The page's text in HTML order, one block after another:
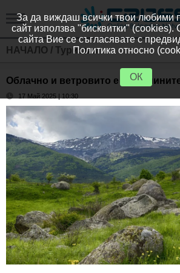
НАЧАЛО / Туризъм
Облачно и ветровито е в
17 Май 2025 | 10:30
За да виждаш всички твои любими
сайт използва "бисквитки" (cookies).
сайта Вие се съгласявате с
Политика относно
ОК